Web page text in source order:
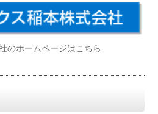
のホームページはこちら